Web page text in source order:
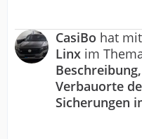
CasiBo hat mit
Linx im
Verbauorte
Sicherungen